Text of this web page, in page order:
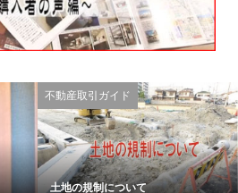
不動産取引ガイド
土地の規制について